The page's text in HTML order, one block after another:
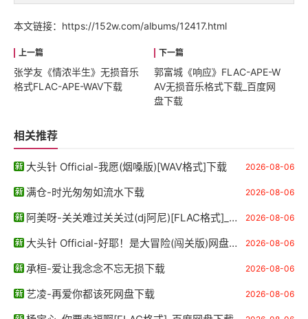
本文链接： https://152w.com/albums/12417.html
张学友《情浓半生》无损音乐
格式FLAC-APE-WAV下载
郭富城《响应》FLAC-APE-W
AV无损音乐格式下载_百度网
盘下载
相关推荐
2026-08-06
大头针 Official-我愿(烟嗓版)[WAV格式]下载
2026-08-06
满仓-时光匆匆如流水下载
2026-08-06
阿美呀-关关难过关关过(dj阿尼)[FLAC格式]_百度网盘下载
2026-08-06
大头针 Official-好耶！是大冒险(闯关版)网盘下载
2026-08-06
承桓-爱让我念念不忘无损下载
2026-08-06
艺凌-再爱你都该死网盘下载